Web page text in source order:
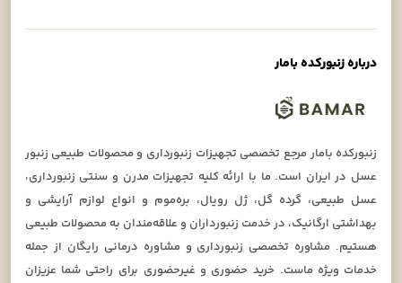
درباره زنبورکده بامار
زنبورکده بامار مرجع تخصصی تجهیزات زنبورداری و محصولات طبیعی زنبور
عسل در ایران است. ما با ارائه کلیه تجهیزات مدرن و سنتی زنبورداری،
عسل طبیعی، گرده گل، ژل رویال، بره‌موم و انواع لوازم آرایشی و
بهداشتی ارگانیک، در خدمت زنبورداران و علاقه‌مندان به محصولات طبیعی
هستیم. مشاوره تخصصی زنبورداری و مشاوره درمانی رایگان از جمله
خدمات ویژه ماست. خرید حضوری و غیرحضوری برای راحتی شما عزیزان